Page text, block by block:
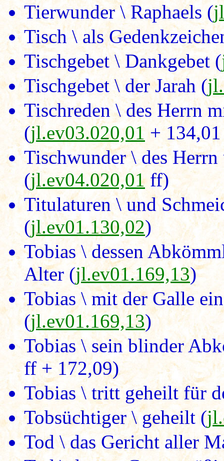
Tierwunder \ Raphaels (
Tisch \ als
Tischgebet \ Dankgebet (
Tischgebet \ der Jarah (
Tischreden \ des Herrn
(jl.ev03.020,01+
Tischwunder \ des
(jl.ev04.020,01ff)
Titulaturen \ und
(jl.ev01.130,02)
Tobias \ dessen
Alter (jl.ev01.169,13)
Tobias \ mit der Galle
(jl.ev01.169,13)
Tobias \ sein blinder
ff + 172,09)
Tobias \ tritt geheilt für
Tobsüchtiger \ geheilt (
Tod \ das Gericht aller